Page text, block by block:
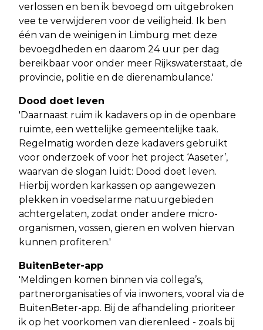
verlossen en ben ik bevoegd om uitgebroken
vee te verwijderen voor de veiligheid. Ik ben
één van de weinigen in Limburg met deze
bevoegdheden en daarom 24 uur per dag
bereikbaar voor onder meer Rijkswaterstaat, de
provincie, politie en de dierenambulance.'
Dood doet leven
'Daarnaast ruim ik kadavers op in de openbare
ruimte, een wettelijke gemeentelijke taak.
Regelmatig worden deze kadavers gebruikt
voor onderzoek of voor het project ‘Aaseter’,
waarvan de slogan luidt: Dood doet leven.
Hierbij worden karkassen op aangewezen
plekken in voedselarme natuurgebieden
achtergelaten, zodat onder andere micro-
organismen, vossen, gieren en wolven hiervan
kunnen profiteren.'
BuitenBeter-app
'Meldingen komen binnen via collega’s,
partnerorganisaties of via inwoners, vooral via de
BuitenBeter-app. Bij de afhandeling prioriteer
ik op het voorkomen van dierenleed - zoals bij